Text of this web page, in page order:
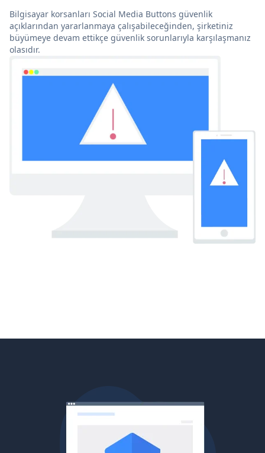
Bilgisayar korsanları Social Media Buttons güvenlik
açıklarından yararlanmaya çalışabileceğinden, şirketiniz
büyümeye devam ettikçe güvenlik sorunlarıyla karşılaşmanız
olasıdır.